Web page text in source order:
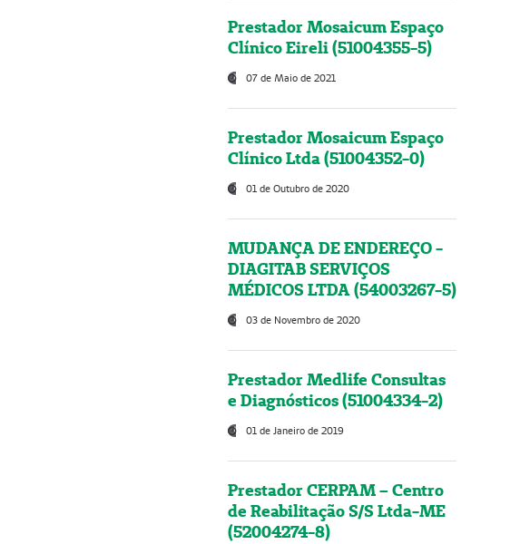
Prestador Mosaicum Espaço
Clínico Eireli (51004355-5)
07 de Maio de 2021
Prestador Mosaicum Espaço
Clínico Ltda (51004352-0)
01 de Outubro de 2020
MUDANÇA DE ENDEREÇO -
DIAGITAB SERVIÇOS
MÉDICOS LTDA (54003267-5)
03 de Novembro de 2020
Prestador Medlife Consultas
e Diagnósticos (51004334-2)
01 de Janeiro de 2019
Prestador CERPAM – Centro
de Reabilitação S/S Ltda-ME
(52004274-8)